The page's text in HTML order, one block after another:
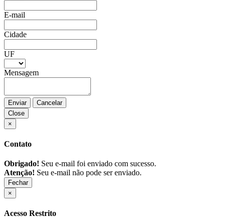
E-mail
Cidade
UF
Mensagem
Enviar
Cancelar
Close
×
Contato
Obrigado! Seu e-mail foi enviado com sucesso.
Atenção! Seu e-mail não pode ser enviado.
Fechar
×
Acesso Restrito